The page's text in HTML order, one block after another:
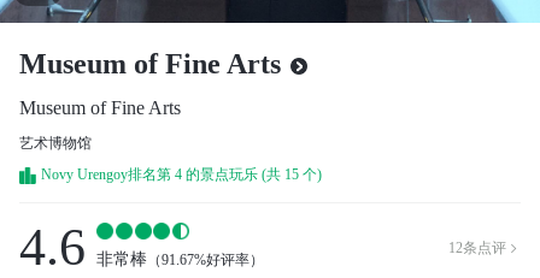
Museum of Fine Arts
Museum of Fine Arts
艺术博物馆
Novy Urengoy排名第 4 的景点玩乐 (共 15 个)
4.6 非常棒 （91.67%好评率）
12条点评 